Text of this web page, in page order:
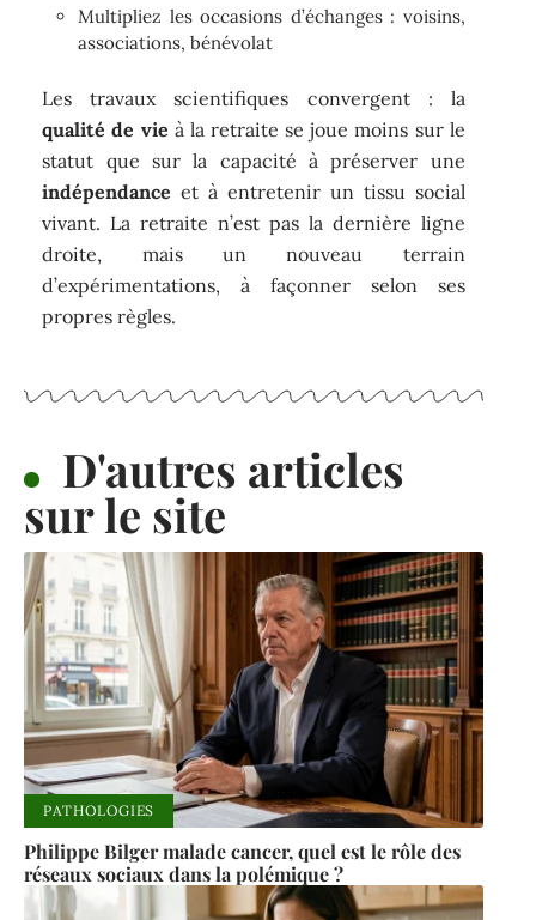
Multipliez les occasions d’échanges : voisins,
associations, bénévolat
Les travaux scientifiques convergent : la
qualité de vie à la retraite se joue moins sur le
statut que sur la capacité à préserver une
indépendance et à entretenir un tissu social
vivant. La retraite n’est pas la dernière ligne
droite, mais un nouveau terrain
d’expérimentations, à façonner selon ses
propres règles.
D'autres articles
sur le site
PATHOLOGIES
Philippe Bilger malade cancer, quel est le rôle des
réseaux sociaux dans la polémique ?